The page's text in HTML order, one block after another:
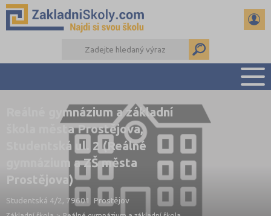
PŘEHLED ŠKOL
PŘIJÍMAČKY NA SŠ
RADY A ČLÁNKY
ČTENÁŘSKÝ DENÍK
DALŠÍ DRUHY ŠKOL
Reálné gymnázium a základní
škola města Prostějova,
Studentská ul. 2 (Reálné
gymnázium a ZŠ města
Prostějova)
Studentská 4/2, 79601 Prostějov